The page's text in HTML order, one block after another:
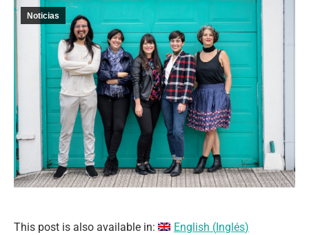
Noticias
This post is also available in: English (Inglés)